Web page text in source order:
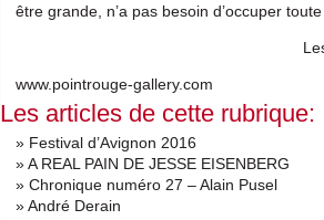
être grande, n’a pas besoin d’occuper toute
www.pointrouge-gallery.com
Les articles de cette rubrique:
» Festival d’Avignon 2016
» A REAL PAIN DE JESSE EISENBERG
» Chronique numéro 27 – Alain Pusel
» André Derain